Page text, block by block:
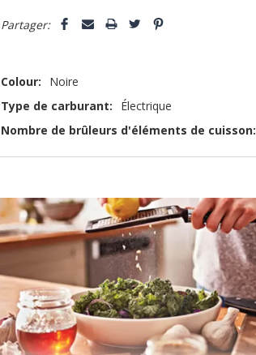
plus
Partager:
Colour:
Noire
Type de carburant:
Électrique
Nombre de brûleurs d'éléments de cuisson: